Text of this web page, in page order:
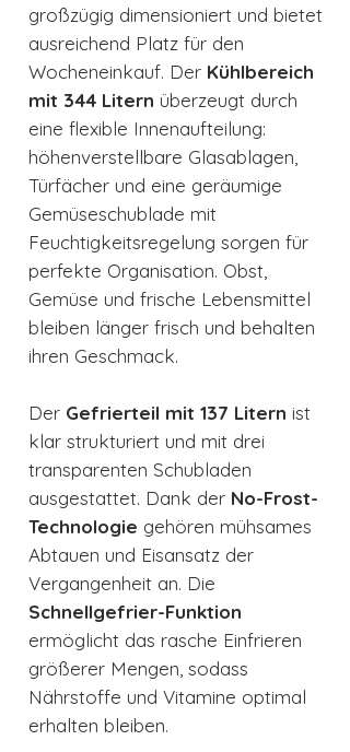
großzügig dimensioniert und bietet
ausreichend Platz für den
Wocheneinkauf. Der Kühlbereich
mit 344 Litern überzeugt durch
eine flexible Innenaufteilung:
höhenverstellbare Glasablagen,
Türfächer und eine geräumige
Gemüseschublade mit
Feuchtigkeitsregelung sorgen für
perfekte Organisation. Obst,
Gemüse und frische Lebensmittel
bleiben länger frisch und behalten
ihren Geschmack.
Der Gefrierteil mit 137 Litern ist
klar strukturiert und mit drei
transparenten Schubladen
ausgestattet. Dank der No-Frost-
Technologie gehören mühsames
Abtauen und Eisansatz der
Vergangenheit an. Die
Schnellgefrier-Funktion
ermöglicht das rasche Einfrieren
größerer Mengen, sodass
Nährstoffe und Vitamine optimal
erhalten bleiben.